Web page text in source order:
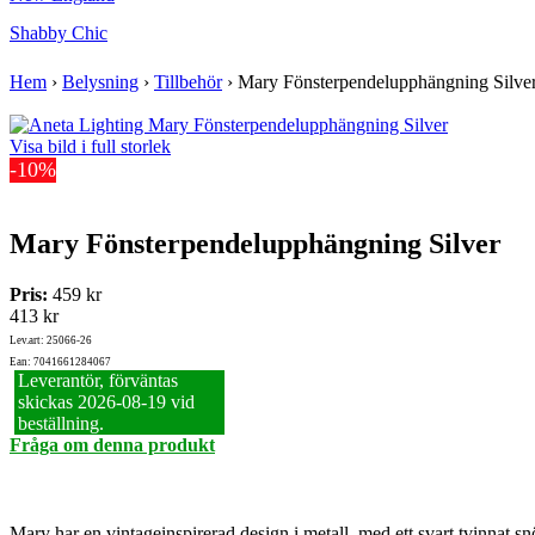
Shabby Chic
Hem › Belysning › Tillbehör› Mary Fönsterpendelupphängning
Visa bild i full storlek
-10%
Mary Fönsterpendelupphängning Silver
Pris: 459 kr
413 kr
Lev.art: 25066-26
Ean: 7041661284067
Leverantör, förväntas
skickas 2026‑08‑19 vid
beställning.
Fråga om denna produkt